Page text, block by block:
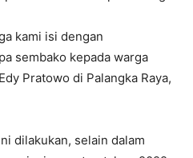
kami isi dengan
sembako kepada warga
Pratowo di Palangka Raya,
dilakukan, selain dalam